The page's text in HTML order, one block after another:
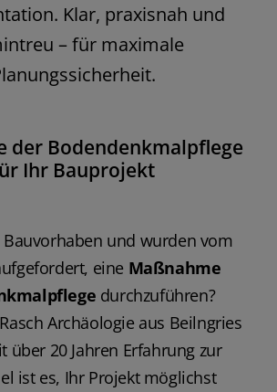
Klar, praxisnah und
– für maximale
der Bodendenkmalpflege
Ihr Bauprojekt
Bauvorhaben und wurden vom
eine Maßnahme
durchzuführen?
Archäologie aus Beilngries
über 20 Jahren Erfahrung zur
ist es, Ihr Projekt möglichst